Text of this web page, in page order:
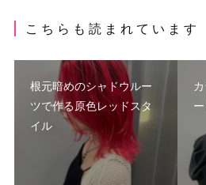
こ ち ら も 読 ま れ て い ま す
根元暗めのシャドウルー
ツで作る原色レッドスタ
イル